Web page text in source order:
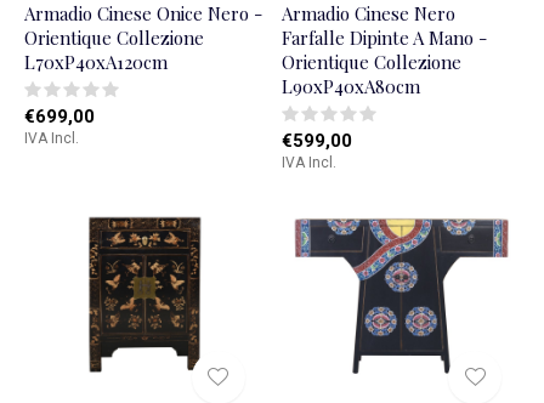
Armadio Cinese Onice Nero -
Orientique Collezione
L70xP40xA120cm
€699,00
IVA Incl.
Armadio Cinese Nero
Farfalle Dipinte A Mano -
Orientique Collezione
L90xP40xA80cm
€599,00
IVA Incl.